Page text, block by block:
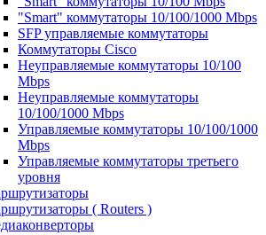
"Smart" коммутаторы 10/100/1000 Mbps
SFP управляемые коммутаторы
Коммутаторы Cisco
Неуправляемые коммутаторы 10/100
Mbps
Неуправляемые коммутаторы
10/100/1000 Mbps
Управляемые коммутаторы 10/100/1000
Mbps
Управляемые коммутаторы третьего
уровня
( Routers )